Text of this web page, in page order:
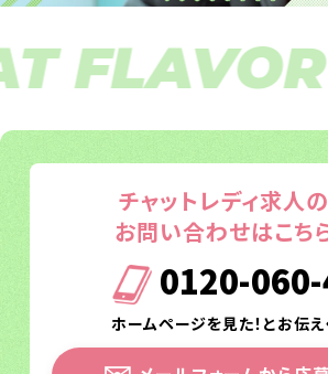
チャットレディ求人
お問い合わせはこち
0120-
ホームページを見た！とお伝え